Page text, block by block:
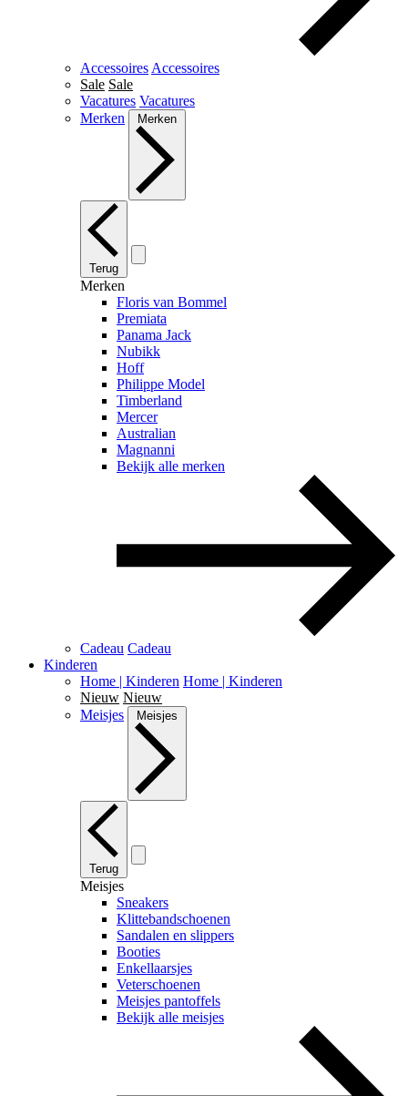
Accessoires Accessoires
Sale Sale
Vacatures Vacatures
Merken
Merken
Terug
Merken
Floris van Bommel
Premiata
Panama Jack
Nubikk
Hoff
Philippe Model
Timberland
Mercer
Australian
Magnanni
Bekijk alle merken
Cadeau Cadeau
Kinderen
Home | Kinderen Home | Kinderen
Nieuw Nieuw
Meisjes
Meisjes
Terug
Meisjes
Sneakers
Klittebandschoenen
Sandalen en slippers
Booties
Enkellaarsjes
Veterschoenen
Meisjes pantoffels
Bekijk alle meisjes